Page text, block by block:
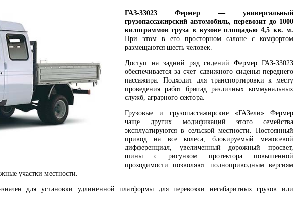
ГАЗ-33023 Фермер — универсальный
грузопассажирский автомобиль, перевозит до 1000
килограммов груза в кузове площадью 4,5 кв. м.
При этом в его просторном салоне с комфортом
размещаются шесть человек.
Доступ на задний ряд сидений Фермер ГАЗ-33023
обеспечивается за счет сдвижного сиденья переднего
пассажира. Подходит для транспортировки к месту
проведения работ бригад различных коммунальных
служб, аграрного сектора.
Грузовые и грузопассажирские «ГАЗели» Фермер
чаще других модификаций этого семейства
эксплуатируются в сельской местности. Постоянный
привод на все колеса, блокируемый межосевой
дифференциал, увеличенный дорожный просвет,
шины с рисунком протектора повышенной
проходимости позволяют полноприводным версиям
участки местности.
для установки удлиненной платформы для перевозки негабаритных грузов или